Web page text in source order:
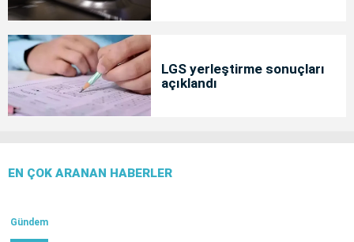
LGS yerleştirme sonuçları
açıklandı
EN ÇOK ARANAN HABERLER
Gündem